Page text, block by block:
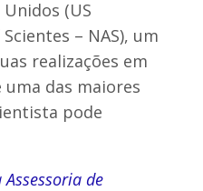
(US
– NAS), um
realizações em
das maiores
pode
de